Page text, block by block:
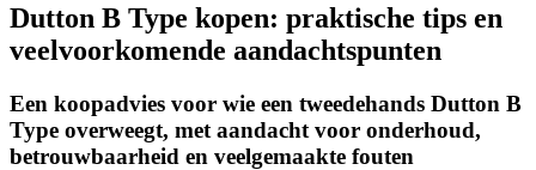
Dutton B Type kopen: praktische tips en
veelvoorkomende aandachtspunten
Een koopadvies voor wie een tweedehands Dutton B
Type overweegt, met aandacht voor onderhoud,
betrouwbaarheid en veelgemaakte fouten